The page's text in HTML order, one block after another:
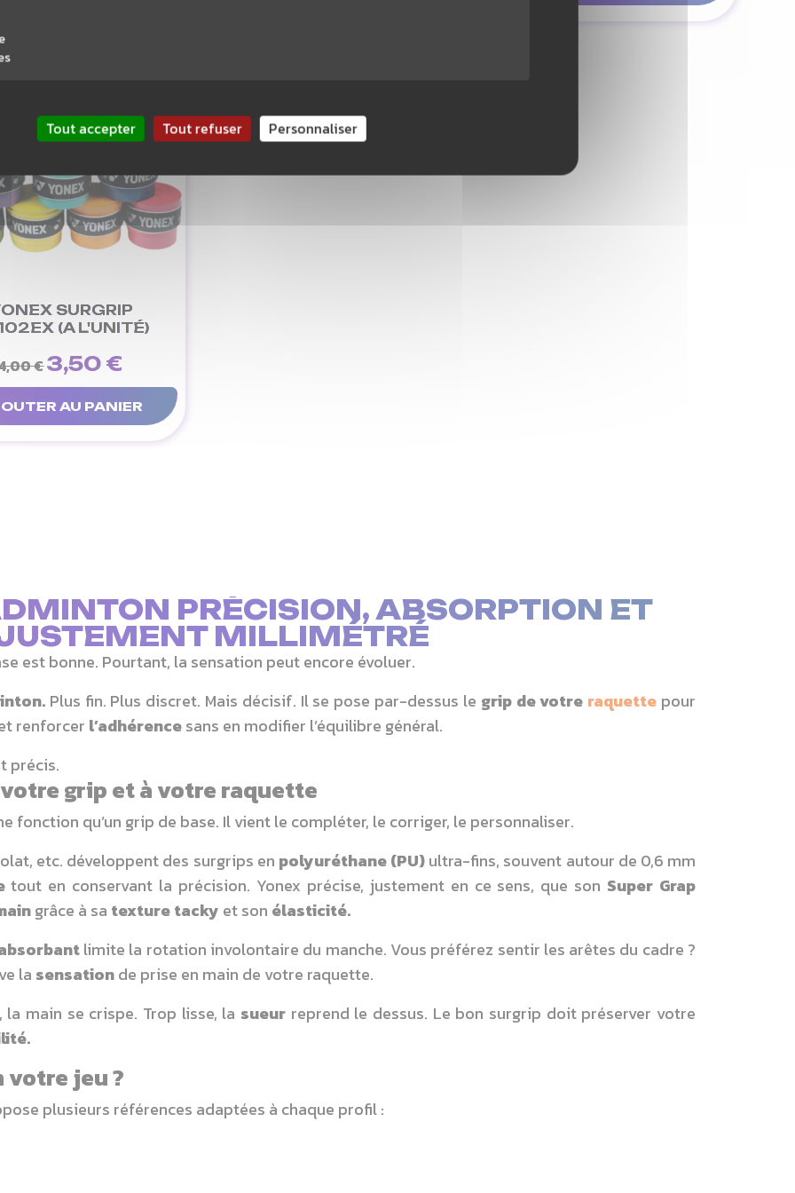
Tout accepter Tout refuser Personnaliser
SURGRIP
(A L'UNITÉ)
€3,50 €
AU PANIER
PRÉCISION, ABSORPTION ET
MILLIMÉTRÉ
est bonne. Pourtant, la sensation peut encore évoluer.
Plus fin. Plus discret. Mais décisif. Il se pose par-dessus le grip de votre raquette pour
renforcer l’adhérencesans en modifier l’équilibre général.
précis.
grip et à votre raquette
fonction qu’un grip de base. Il vient le compléter, le corriger, le personnaliser.
etc. développent des surgrips en polyuréthane (PU)ultra-fins, souvent autour de 0,6 mm
tout en conservant la précision. Yonex précise, justement en ce sens, que son Super Grap
grâce à sa texture tacky et son élasticité.
limite la rotation involontaire du manche. Vous préférez sentir les arêtes du cadre ?
la sensationde prise en main de votre raquette.
main se crispe. Trop lisse, la sueur reprend le dessus. Le bon surgrip doit préserver votre
votre jeu ?
plusieurs références adaptées à chaque profil :